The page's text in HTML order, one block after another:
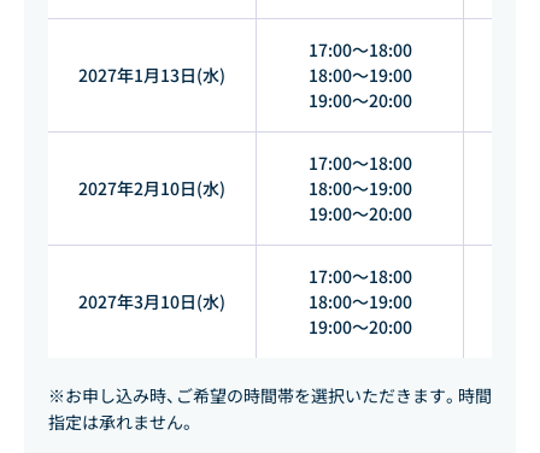
2027年1月13日(水)
17:00～18:00
18:00～19:00
19:00～20:00
2027年2月10日(水)
17:00～18:00
18:00～19:00
19:00～20:00
2027年3月10日(水)
17:00～18:00
18:00～19:00
19:00～20:00
※お申し込み時、ご希望の時間帯を選択いただきます。時間
指定は承れません。